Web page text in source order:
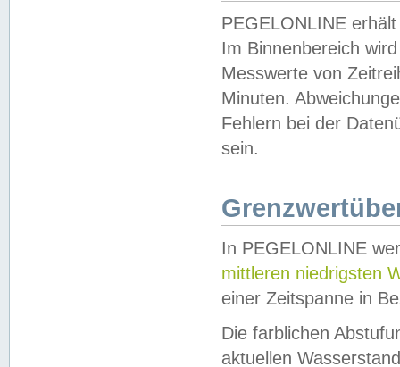
PEGELONLINE
Im Binnenbereich
Messwerte von
Minuten.
Fehlern bei der
sein.
In PEGELONLINE
mittleren niedrigsten
einer Zeitspanne in
Die farblichen
aktuellen